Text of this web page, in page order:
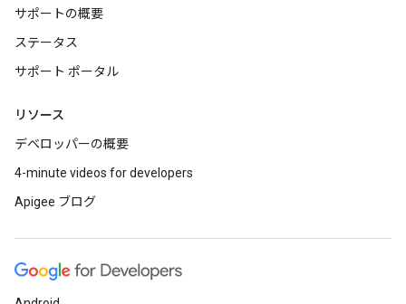
サポートの概要
ステータス
サポート ポータル
リソース
デベロッパーの概要
4-minute videos for developers
Apigee ブログ